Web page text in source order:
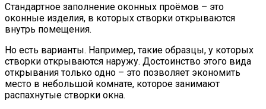
Стандартное заполнение оконных проёмов – это
оконные изделия, в которых створки открываются
внутрь помещения.
Но есть варианты. Например, такие образцы, у которых
створки открываются наружу. Достоинство этого вида
открывания только одно – это позволяет экономить
место в небольшой комнате, которое занимают
распахнутые створки окна.